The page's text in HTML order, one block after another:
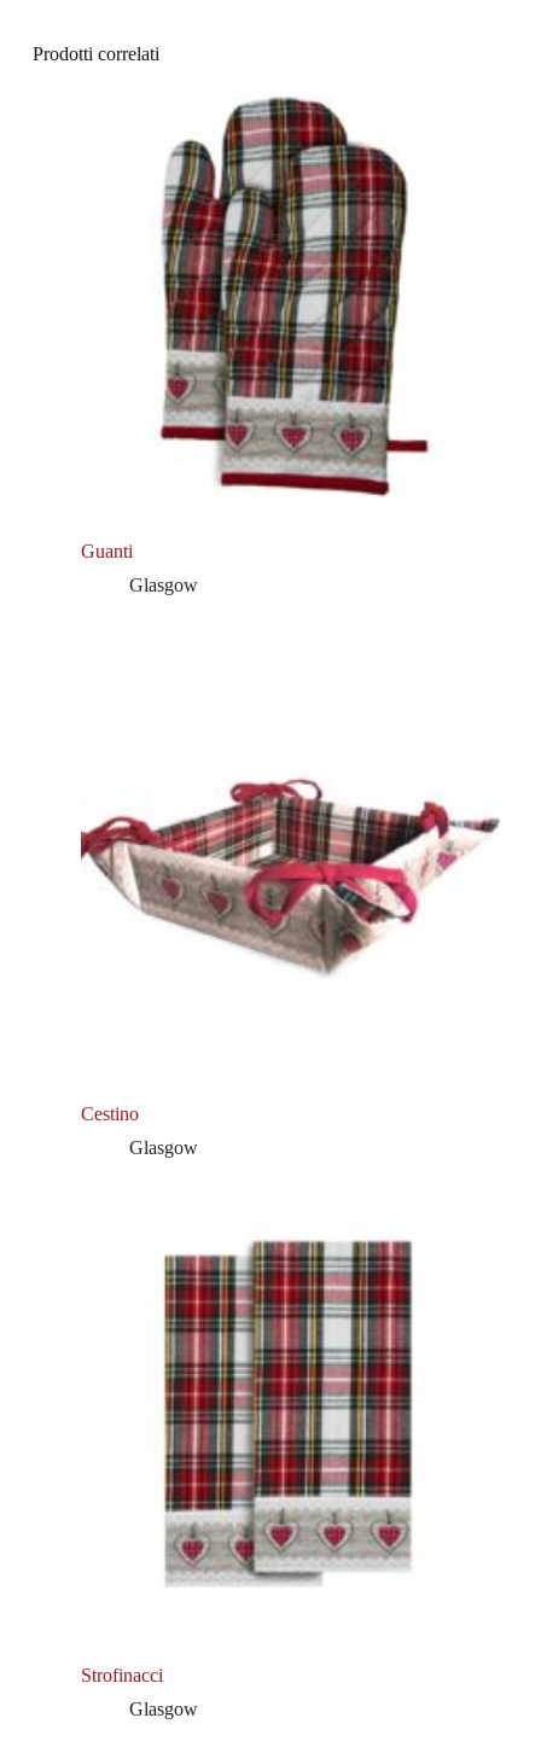
Prodotti correlati
Guanti
Glasgow
Cestino
Glasgow
Strofinacci
Glasgow